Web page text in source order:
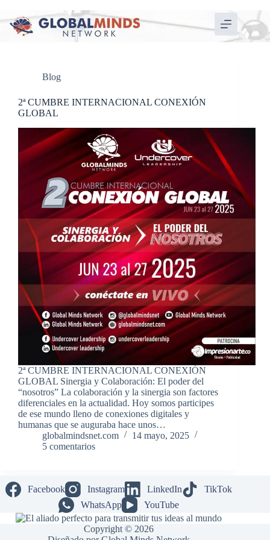
Blog
2ª CUMBRE INTERNACIONAL CONEXIÓN
GLOBAL
2ª CUMBRE INTERNACIONAL CONEXIÓN
GLOBAL Sinergia y Colaboración: El poder del
“nosotros” La colaboración y la sinergia son factores
diferenciales en la actualidad. Hoy somos participes
de ese mundo lleno de conexiones digitales y
humanas que se auguraba hace unos…
globalmindsnet.com
14 mayo, 2025
5 comentarios
Facebook Instagram LinkedIn
TikTok
WhatsApp
YouTube
Copyright © 2026